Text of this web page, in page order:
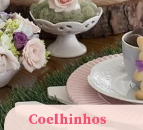
Coelhinhos